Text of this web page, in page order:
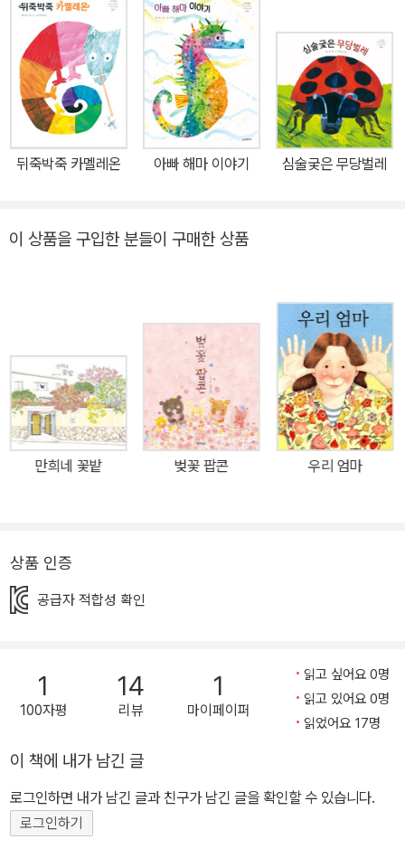
터 시작한다. 칼은 어린 시절 아버지와 함께 초원과 숲을 산책하며 자
연에 대한 관심을 가지게 되었고, 그 관심은 훗날 그의 작품 세계를 관
통하는 가장 중요한 주제이자 전제가 되었다. 자연에 대한 감사와 크
고 작은 동물에 대한 사랑을 기반으로 쓰여진 에릭 칼의 작품들은 어
린이들에게 자연에 대한 경외심을 싹트게 한다. 에릭 칼의 책들이 그
토록 깊이 있고, 한결같이 의미 있는 이유는 그가 아이들에 대해, 아이
들의 감정과 관심에 대해, 아이들의 독창성과 지적 발전에 대해 진정
벌레》의 편집자) 에릭 칼은 어린아이가 집을 떠나 처음 학교에 가는
시기를 주목해야 한다고 말했다. 가정과 안전, 놀이와 감각의 세계에
이 펼쳐지는 시기이기 때문이다. 칼은 자신의 책이 그 간극을 이어주
는 도구가 되기를 바라며 작품을 썼다. 구멍 뚫기, 모양 따기, 플랩 같
은 놀이 장치와 수 세기, 요일, 과일 종류, 자연사 정보 그리고 다른 교
육적 요소들이 섞여 있는 칼의 책은 반은 장난감(집)이고 반은 책(학
교)이다. 아이들이 자신의 책을 읽고, 놀고, 즐기며 한 단계 성장할 수
있기를 바랐던 에릭 칼의 마음은 그의 책 곳곳에 고스란히 담겨 있다.
■ 어린이들에게 꿈과 희망을 전하는 애벌레의 성장 이야기 현대 그
레》가 아닐까? 전 세계 70여개 언어로 번역되고, 누적 판매 부수 5,
의 대표작이자 그림책 분야의 스테디셀러라 할 수 있다. 에릭 칼이 빚
에 사로잡는다. 작고 작은 알에서 태어난 조그마한 애벌레는 월요일
부터 금요일까지 사과, 자두, 배 같은 먹이들을 먹으며 조금씩 성장해
나간다. 토요일에 애벌레는 초콜릿케이크와 아이스크림 등을 먹고 탈
이 나지만, 일요일에 자신에게 딱 맞는 음식인 나뭇잎을 먹고 고치 속
되어 세상 밖으로 나온다. 자그마한 애벌레가 크고 아름다운 날개를
가진 나비가 되어 가는 이야기는 아이들에게 꿈과 희망을 심어 준다.
뒤죽박죽 카멜레온 아빠 해마 이야기 심술궂은 무당벌레
이 상품을 구입한 분들이 구매한 상품
만희네 꽃밭 벚꽃 팝콘 우리 엄마
상품 인증
공급자 적합성 확인
1
100자평
14
리뷰
1
마이페이퍼
읽고 싶어요 0명
읽고 있어요 0명
읽었어요 17명
이 책에 내가 남긴 글
로그인하면 내가 남긴 글과 친구가 남긴 글을 확인할 수 있습니다.
로그인하기